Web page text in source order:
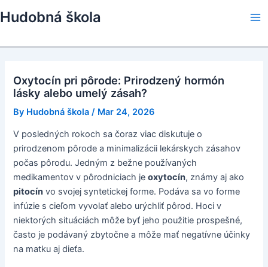
to
Hudobná škola
Oxytocín pri pôrode: Prirodzený hormón
lásky alebo umelý zásah?
By Hudobná škola / Mar 24, 2026
V posledných rokoch sa čoraz viac diskutuje o
prirodzenom pôrode a minimalizácii lekárskych zásahov
počas pôrodu. Jedným z bežne používaných
medikamentov v pôrodniciach jeoxytocín, známy aj ako
pitocín vo svojej syntetickej forme. Podáva sa vo forme
infúzie s cieľom vyvolať alebo urýchliť pôrod. Hoci v
niektorých situáciách môže byť jeho použitie prospešné,
často je podávaný zbytočne a môže mať negatívne účinky
na matku aj dieťa.